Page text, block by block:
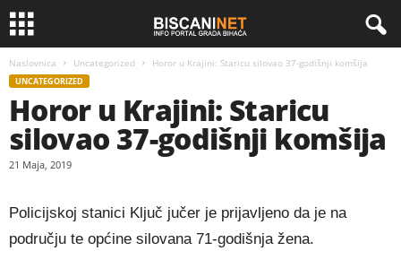
Naslovnica Uncategorized Horor u Krajini: Staricu silovao 37-godišnji komšija
UNCATEGORIZED
Horor u Krajini: Staricu
silovao 37-godišnji komšija
21 Maja, 2019
Policijskoj stanici Ključ jučer je prijavljeno da je na
području te općine silovana 71-godišnja žena.